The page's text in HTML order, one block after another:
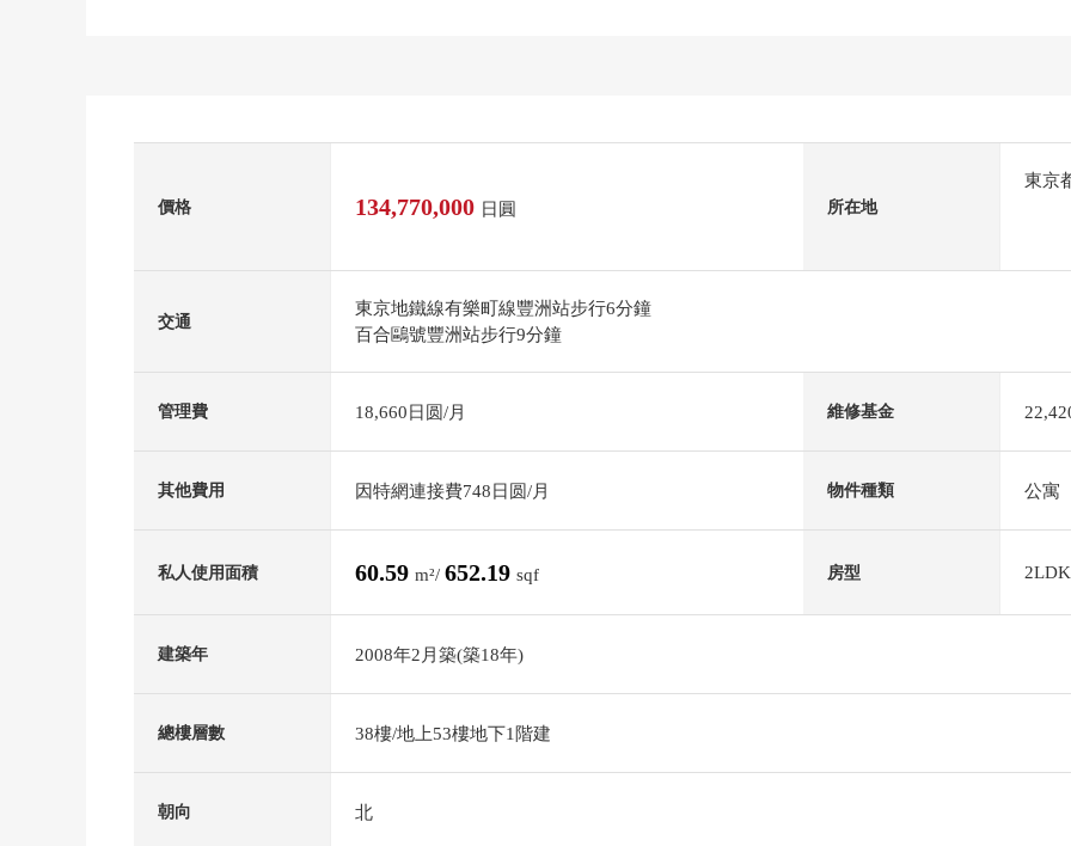
價格 134,770,000 日圓 所在地
東京
交通
東京地鐵線有樂町線豐洲站步行6分鐘
百合鷗號豐洲站步行9分鐘
管理費 18,660日圆/月 維修基金
其他費用 因特網連接費748日圆/月 物件種類 公寓
私人使用面積 60.59 m²/ 652.19 sqf 房型 2LDK
建築年 2008年2月築(築18年)
總樓層數 38樓/地上53樓地下1階建
朝向 北